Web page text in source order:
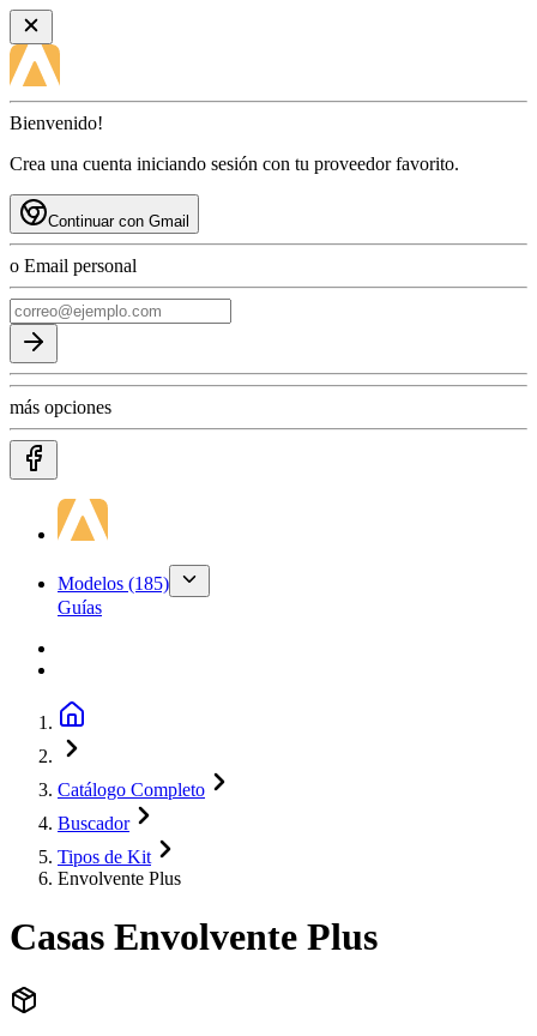
Bienvenido!
Crea una cuenta iniciando sesión con tu proveedor favorito.
Continuar con Gmail
o Email personal
más opciones
Modelos (185)
Guías
Catálogo Completo
Buscador
Tipos de Kit
Envolvente Plus
Casas Envolvente Plus